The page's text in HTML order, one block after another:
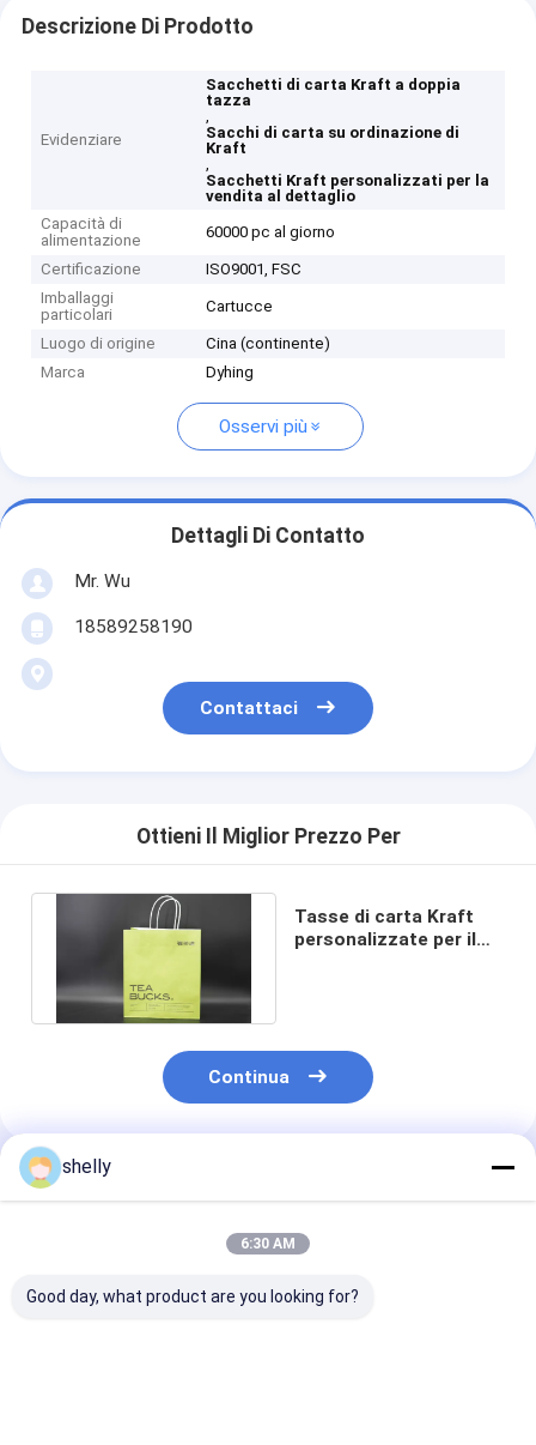
Descrizione Di Prodotto
Evidenziare
Sacchetti di carta Kraft a doppia
tazza
,
Sacchi di carta su ordinazione di
Kraft
,
Sacchetti Kraft personalizzati per la
vendita al dettaglio
Capacità di
alimentazione
60000 pc al giorno
Certificazione
ISO9001, FSC
Imballaggi
particolari
Cartucce
Luogo di origine
Cina (continente)
Marca
Dyhing
Osservi più
Dettagli Di Contatto
Mr. Wu
18589258190
Contattaci
Ottieni Il Miglior Prezzo Per
Tasse di carta Kraft
personalizzate per il
Continua
Prodotti Raccomandati
shelly
6:30 AM
Good day, what product are you looking for?